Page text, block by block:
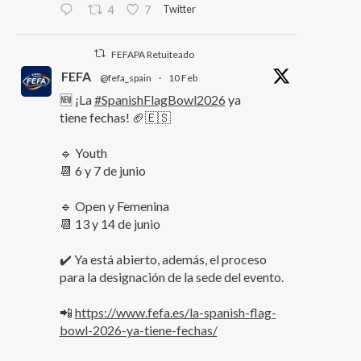
4 7 Twitter
FEFAPA Retuiteado
FEFA @fefa_spain · 10 Feb
🆕 ¡La#SpanishFlagBowl2026 ya
tiene fechas! 🏈🇪🇸
🔹 Youth
📆 6 y 7 de junio
🔹 Open y Femenina
📆 13 y 14 de junio
✔️ Ya está abierto, además, el proceso
para la designación de la sede del evento.
📲 https://www.fefa.es/la-spanish-flag-
bowl-2026-ya-tiene-fechas/